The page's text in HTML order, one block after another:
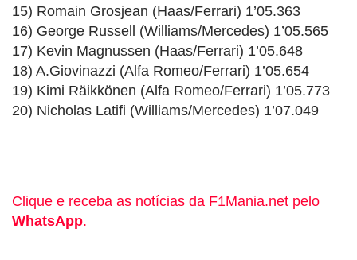
15) Romain Grosjean (Haas/Ferrari) 1’05.363
16) George Russell (Williams/Mercedes) 1’05.565
17) Kevin Magnussen (Haas/Ferrari) 1’05.648
18) A.Giovinazzi (Alfa Romeo/Ferrari) 1’05.654
19) Kimi Räikkönen (Alfa Romeo/Ferrari) 1’05.773
20) Nicholas Latifi (Williams/Mercedes) 1’07.049
Clique e receba as notícias da F1Mania.net pelo
WhatsApp.